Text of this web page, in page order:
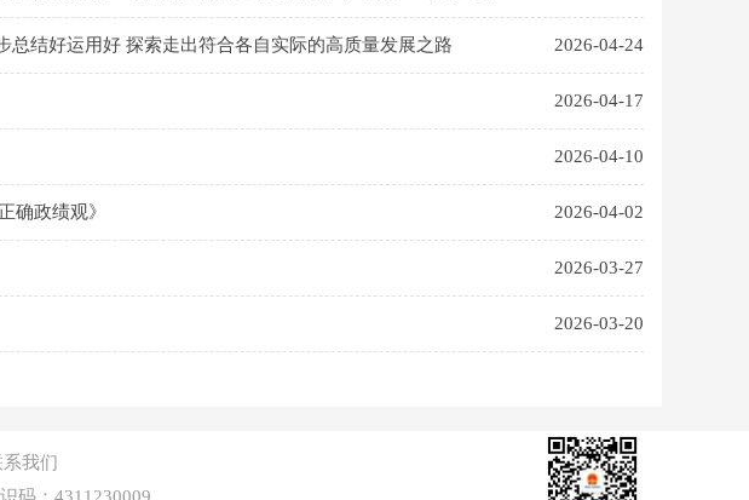
2026-04-24
结好运用好 探索走出符合各自实际的高质量发展之路
2026-04-17
2026-04-10
2026-04-02
确政绩观》
2026-03-27
2026-03-20